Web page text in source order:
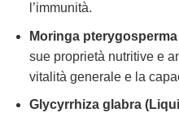
l’immunità.
Moringa
sue proprietà nutritive e
vitalità generale e la
Glycyrrhiza glabra